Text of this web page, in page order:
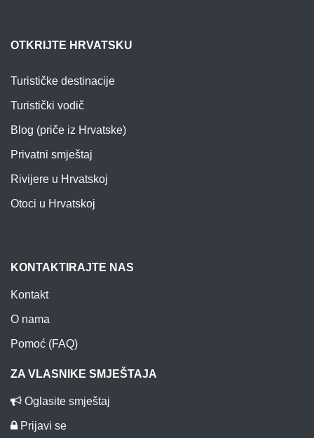
OTKRIJTE HRVATSKU
Turističke destinacije
Turistički vodič
Blog (priče iz Hrvatske)
Privatni smještaj
Rivijere u Hrvatskoj
Otoci u Hrvatskoj
KONTAKTIRAJTE NAS
Kontakt
O nama
Pomoć (FAQ)
ZA VLASNIKE SMJEŠTAJA
Oglasite smještaj
Prijavi se